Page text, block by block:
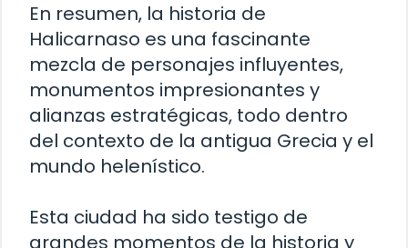
En resumen, la historia de
Halicarnaso es una fascinante
mezcla de personajes influyentes,
monumentos impresionantes y
alianzas estratégicas, todo dentro
del contexto de la antigua Grecia y el
mundo helenístico.
Esta ciudad ha sido testigo de
grandes momentos de la historia y